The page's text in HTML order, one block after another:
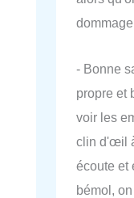
- Bonne
propre et
voir les
clin d'œil
écoute et
bémol,